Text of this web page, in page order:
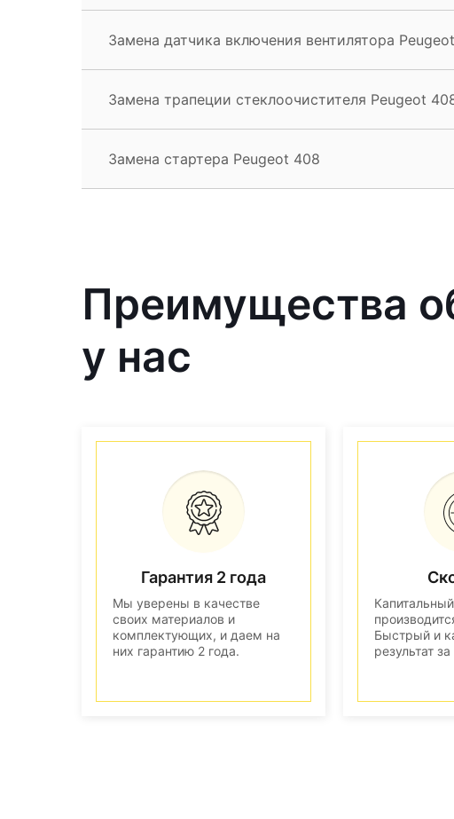
Замена датчика включения вентилятора
Замена трапеции стеклоочистителя Peugeot
Замена стартера Peugeot 408
Преимущества
у нас
Гарантия 2 года
Мы уверены в качестве
своих материалов и
комплектующих, и даем на
них гарантию 2 года.
Быстрый и
результат